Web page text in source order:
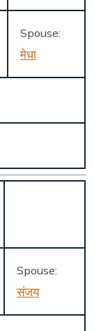
Spouse:
मेधा
Spouse:
संजय